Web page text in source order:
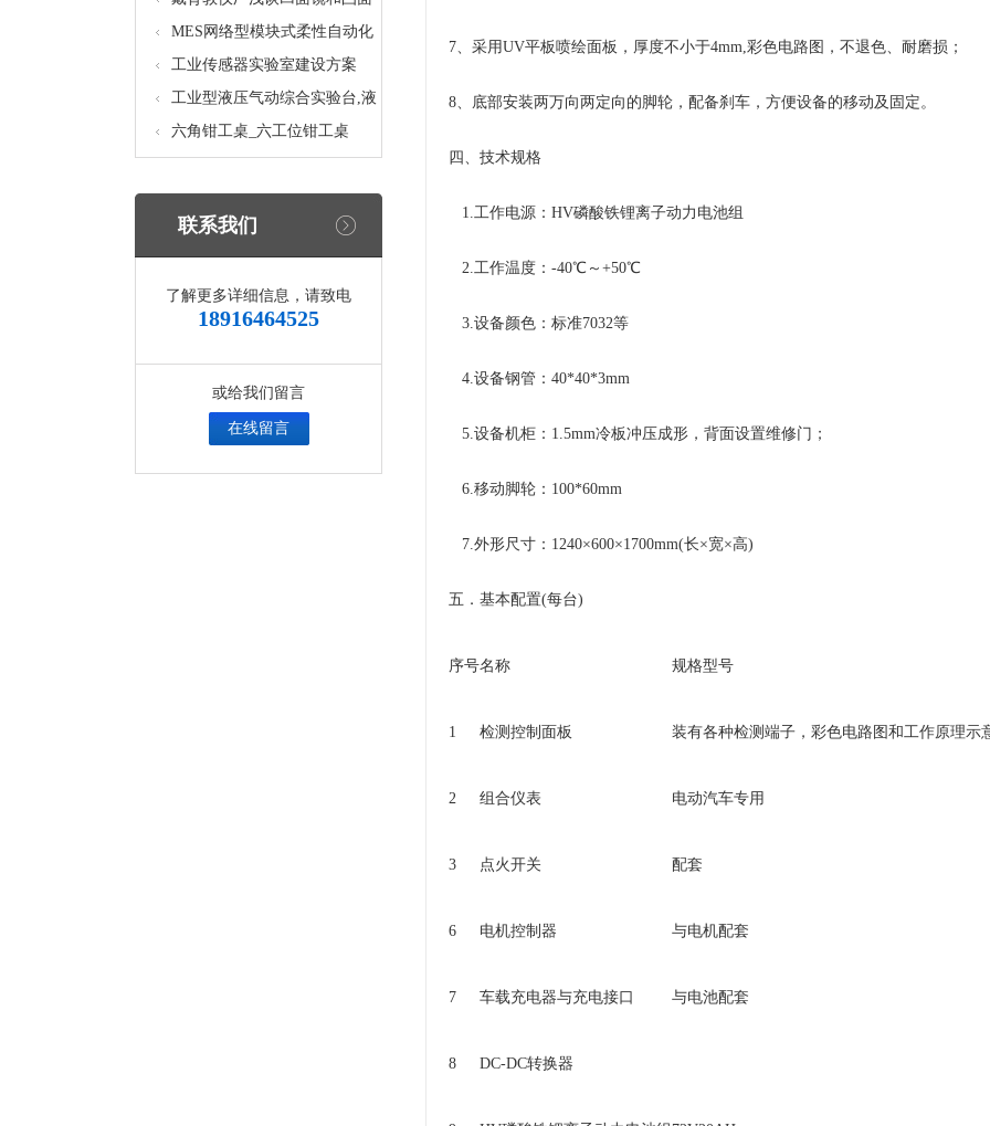
镜的区别之处
MES网络型模块式柔性自动化
生产线实验系统(八站)_模块柔
性自动化生产线教学实训设备
工业传感器实验室建设方案
工业型液压气动综合实验台,液
压气动综合实训台
六角钳工桌_六工位钳工桌
联系我们
了解更多详细信息，请致电
18916464525
或给我们留言
在线留言
7、采用UV平板喷绘面板，厚度不小于4mm,彩色电路图，不退色、耐磨损；
8、底部安装两万向两定向的脚轮，配备刹车，方便设备的移动及固定。
四、技术规格
1.工作电源：HV磷酸铁锂离子动力电池组
2.工作温度：-40℃～+50℃
3.设备颜色：标准7032等
4.设备钢管：40*40*3mm
5.设备机柜：1.5mm冷板冲压成形，背面设置维修门；
6.移动脚轮：100*60mm
7.外形尺寸：1240×600×1700mm(长×宽×高)
五．基本配置(每台)
序号名称 规格型号
1 检测控制面板 装有各种检测端子，彩色电路图和工作原理示
2 组合仪表 电动汽车专用
3 点火开关 配套
6 电机控制器 与电机配套
7 车载充电器与充电接口 与电池配套
8 DC-DC转换器